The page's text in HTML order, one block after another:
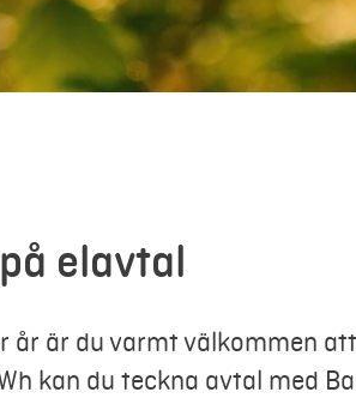
elavtal
är du varmt välkommen
kan du teckna avtal med